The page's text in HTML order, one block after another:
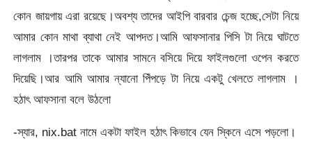
কোন জায়গায় এরা রয়েছে।অবশ্য তাদের আইপি বারবার চেন্জ হচ্ছে,সেটা নিয়ে
আমার কোন মাথা ব্যাথা নেই আপদত।আমি আফসানার পিসি টা নিয়ে ঘাটতে
লাগলাম ।তারপর তাকে আমার সামনে বসিয়ে দিয়ে ফাইলগুলো ওপেন করতে
দিয়েছি।আর আমি আমার ন্যানো পিঁপড়ে টা নিয়ে একটু খেলতে লাগলাম ।
হঠাৎ আফসানা বলে উঠলো
-স্যার, nix.bat নামে একটা ফাইল হঠাৎ কিভাবে যেন স্কিনে এসে পড়লো।